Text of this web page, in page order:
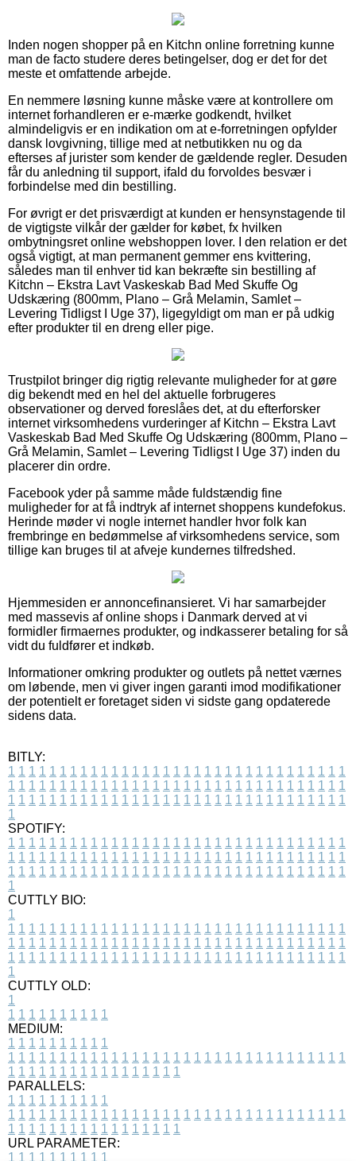
Inden nogen shopper på en Kitchn online forretning kunne
man de facto studere deres betingelser, dog er det for det
meste et omfattende arbejde.
En nemmere løsning kunne måske være at kontrollere om
internet forhandleren er e-mærke godkendt, hvilket
almindeligvis er en indikation om at e-forretningen opfylder
dansk lovgivning, tillige med at netbutikken nu og da
efterses af jurister som kender de gældende regler. Desuden
får du anledning til support, ifald du forvoldes besvær i
forbindelse med din bestilling.
For øvrigt er det prisværdigt at kunden er hensynstagende til
de vigtigste vilkår der gælder for købet, fx hvilken
ombytningsret online webshoppen lover. I den relation er det
også vigtigt, at man permanent gemmer ens kvittering,
således man til enhver tid kan bekræfte sin bestilling af
Kitchn – Ekstra Lavt Vaskeskab Bad Med Skuffe Og
Udskæring (800mm, Plano – Grå Melamin, Samlet –
Levering Tidligst I Uge 37), ligegyldigt om man er på udkig
efter produkter til en dreng eller pige.
Trustpilot bringer dig rigtig relevante muligheder for at gøre
dig bekendt med en hel del aktuelle forbrugeres
observationer og derved foreslåes det, at du efterforsker
internet virksomhedens vurderinger af Kitchn – Ekstra Lavt
Vaskeskab Bad Med Skuffe Og Udskæring (800mm, Plano –
Grå Melamin, Samlet – Levering Tidligst I Uge 37) inden du
placerer din ordre.
Facebook yder på samme måde fuldstændig fine
muligheder for at få indtryk af internet shoppens kundefokus.
Herinde møder vi nogle internet handler hvor folk kan
frembringe en bedømmelse af virksomhedens service, som
tillige kan bruges til at afveje kundernes tilfredshed.
Hjemmesiden er annoncefinansieret. Vi har samarbejder
med massevis af online shops i Danmark derved at vi
formidler firmaernes produkter, og indkasserer betaling for så
vidt du fuldfører et indkøb.
Informationer omkring produkter og outlets på nettet værnes
om løbende, men vi giver ingen garanti imod modifikationer
der potentielt er foretaget siden vi sidste gang opdaterede
sidens data.
BITLY:
1 1 1 1 1 1 1 1 1 1 1 1 1 1 1 1 1 1 1 1 1 1 1 1 1 1 1 1 1 1 1 1 1
1 1 1 1 1 1 1 1 1 1 1 1 1 1 1 1 1 1 1 1 1 1 1 1 1 1 1 1 1 1 1 1 1
1 1 1 1 1 1 1 1 1 1 1 1 1 1 1 1 1 1 1 1 1 1 1 1 1 1 1 1 1 1 1 1 1
1
SPOTIFY:
1 1 1 1 1 1 1 1 1 1 1 1 1 1 1 1 1 1 1 1 1 1 1 1 1 1 1 1 1 1 1 1 1
1 1 1 1 1 1 1 1 1 1 1 1 1 1 1 1 1 1 1 1 1 1 1 1 1 1 1 1 1 1 1 1 1
1 1 1 1 1 1 1 1 1 1 1 1 1 1 1 1 1 1 1 1 1 1 1 1 1 1 1 1 1 1 1 1 1
1
CUTTLY BIO:
1
1 1 1 1 1 1 1 1 1 1 1 1 1 1 1 1 1 1 1 1 1 1 1 1 1 1 1 1 1 1 1 1 1
1 1 1 1 1 1 1 1 1 1 1 1 1 1 1 1 1 1 1 1 1 1 1 1 1 1 1 1 1 1 1 1 1
1 1 1 1 1 1 1 1 1 1 1 1 1 1 1 1 1 1 1 1 1 1 1 1 1 1 1 1 1 1 1 1 1
1
CUTTLY OLD:
1
1 1 1 1 1 1 1 1 1 1
MEDIUM:
1 1 1 1 1 1 1 1 1 1
1 1 1 1 1 1 1 1 1 1 1 1 1 1 1 1 1 1 1 1 1 1 1 1 1 1 1 1 1 1 1 1 1
1 1 1 1 1 1 1 1 1 1 1 1 1 1 1 1 1
PARALLELS:
1 1 1 1 1 1 1 1 1 1
1 1 1 1 1 1 1 1 1 1 1 1 1 1 1 1 1 1 1 1 1 1 1 1 1 1 1 1 1 1 1 1 1
1 1 1 1 1 1 1 1 1 1 1 1 1 1 1 1 1
URL PARAMETER:
1 1 1 1 1 1 1 1 1 1